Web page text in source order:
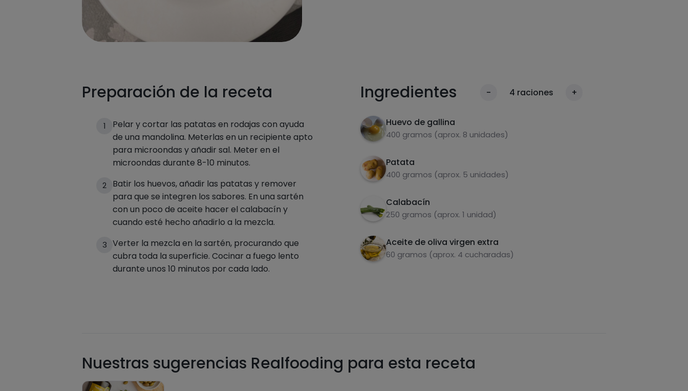
Preparación de la receta
1
Pelar y cortar las patatas en rodajas con ayuda
de una mandolina. Meterlas en un recipiente apto
para microondas y añadir sal. Meter en el
microondas durante 8-10 minutos.
2
Batir los huevos, añadir las patatas y remover
para que se integren los sabores. En una sartén
con un poco de aceite hacer el calabacín y
cuando esté hecho añadirlo a la mezcla.
3 Verter la mezcla en la sartén, procurando que
cubra toda la superficie. Cocinar a fuego lento
durante unos 10 minutos por cada lado.
Ingredientes - 4 raciones +
Huevo de gallina
400 gramos (aprox. 8 unidades)
Patata
400 gramos (aprox. 5 unidades)
Calabacín
250 gramos (aprox. 1 unidad)
Aceite de oliva virgen extra
60 gramos (aprox. 4 cucharadas)
Nuestras sugerencias Realfooding para esta receta